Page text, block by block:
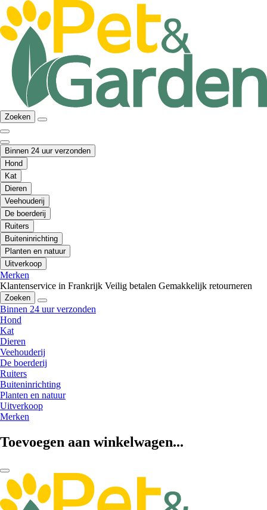
Zoeken
Binnen 24 uur verzonden
Hond
Kat
Dieren
Veehouderij
De boerderij
Ruiters
Buiteninrichting
Planten en natuur
Uitverkoop
Merken
Klantenservice in Frankrijk Veilig betalen Gemakkelijk retourneren
Zoeken
Binnen 24 uur verzonden
Hond
Kat
Dieren
Veehouderij
De boerderij
Ruiters
Buiteninrichting
Planten en natuur
Uitverkoop
Merken
Toevoegen aan winkelwagen...